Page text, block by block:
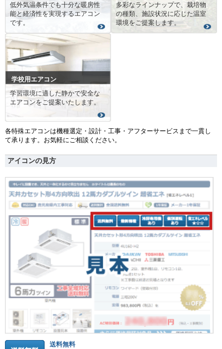
低外気温条件でも十分な暖房性
能と経済性を実現するエアコン
です。
多彩なラインナップで、栽培物
の種類、施設状況に応じた温室
環境をご提案します。
学校用エアコン
学習環境に適した静かで安全な
エアコンをご提案いたします。
各特殊エアコンは機種選定・設計・工事・アフターサービスまで一貫し
て承ります。お気軽にご相談ください。
アイコンの見方
送料無料